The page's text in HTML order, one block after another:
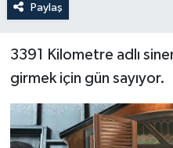
Paylaş
3391 Kilometre adlı
girmek için gün sayıyor.